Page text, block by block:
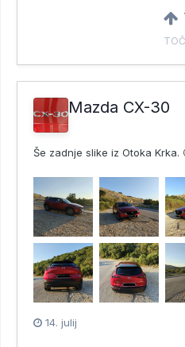
Mazda CX-30
Še zadnje slike iz Otoka Krka.
14. julij